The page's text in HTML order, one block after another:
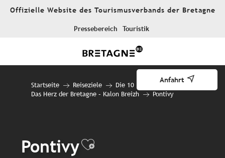
AllerOffizielle Website des Tourismusverbands der Bretagne
Pressebereich Touristik
Anfahrt
Startseite Reiseziele
Die 10 Reiseziele
Das Herz der Bretagne – Kalon Breizh
Pontivy
PontivyAjouter aux